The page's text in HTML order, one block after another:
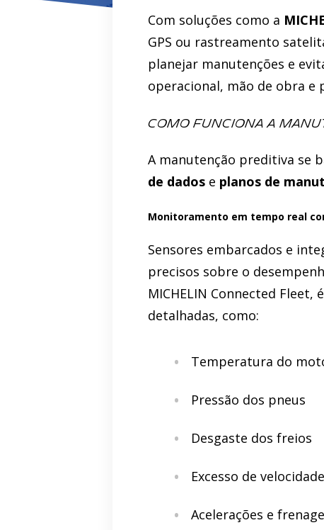
Com soluções como a
GPS ou rastreamento
planejar manutenções e
operacional, mão de obra e
Como funciona a
A manutenção preditiva se
de dados e planos de
Monitoramento em tempo real
Sensores embarcados e
precisos sobre o
MICHELIN Connected
detalhadas, como:
Temperatura do
Pressão dos pneus
Desgaste dos freios
Excesso de velocidade
Acelerações e